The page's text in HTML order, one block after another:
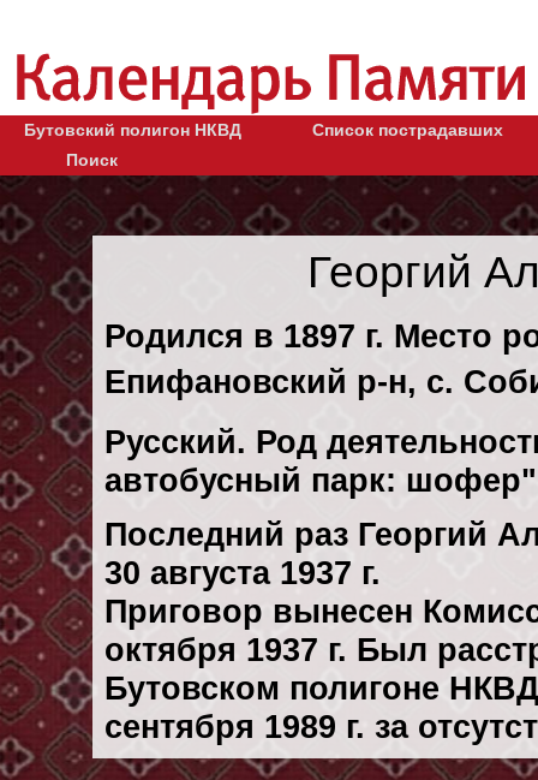
Бутовский полигон НКВД
Список пострадавших
Поиск
Георгий
Родился в 1897 г. Место
Епифановский р-н, с.
Русский. Род
автобусный парк:
Последний раз Георгий
30 августа 1937 г.
Приговор вынесен
октября 1937 г. Был
Бутовском полигоне
сентября 1989 г. за